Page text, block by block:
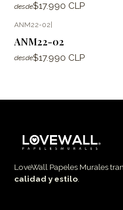
desde$17.990 CLP
ANM22-02
ANM22-02
desde$17.990 CLP
LoveWall Papeles Murales
calidad y estilo